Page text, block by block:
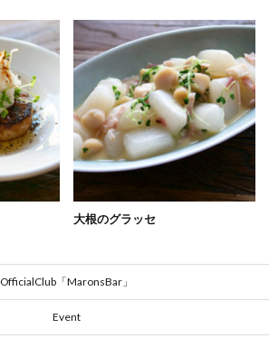
大根のグラッセ
OfficialClub「MaronsBar」
Event